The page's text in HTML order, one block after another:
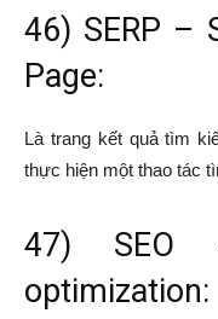
46) SERP –
Page:
Là trang kết quả tìm
thực hiện một thao tác
47) SEO
optimization: